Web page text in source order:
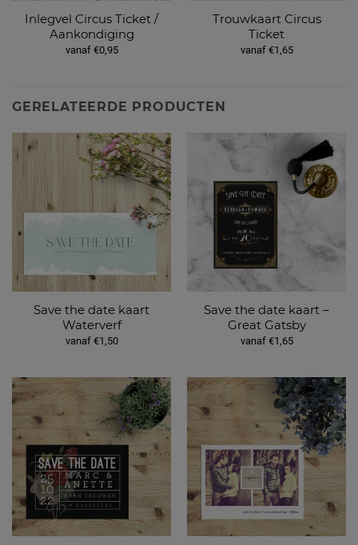
Inlegvel Circus Ticket /
Aankondiging
vanaf €0,95
Trouwkaart Circus
Ticket
vanaf €1,65
GERELATEERDE PRODUCTEN
Save the date kaart
Waterverf
vanaf €1,50
Save the date kaart –
Great Gatsby
vanaf €1,65